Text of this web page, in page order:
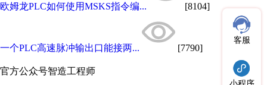
欧姆龙PLC如何使用MSKS指令编... [8104]
一个PLC高速脉冲输出口能接两... [7790]
官方公众号智造工程师
客服